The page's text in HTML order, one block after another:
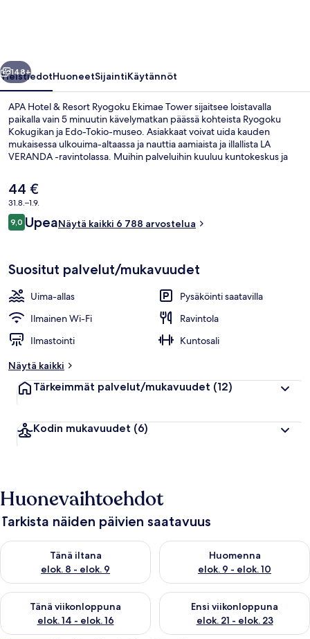
valokuvagalleria
Kauden mukainen ulkouima-allas
Seuraava
148+
YleistiedotHuoneetSijaintiKäytännöt
APA Hotel & Resort Ryogoku Ekimae Tower sijaitsee loistavalla
paikalla vain 5 minuutin kävelymatkan päässä kohteista Ryogoku
Kokugikan ja Edo-Tokio-museo. Asiakkaat voivat uida kauden
mukaisessa ulkouima-altaassa ja nauttia aamiaista ja illallista LA
VERANDA -ravintolassa. Muihin palveluihin kuuluu kuntokeskus ja
nähtävyyksien vuoksi ja siksi, että se sijaitsee lähellä julkisen
liikenteen yhteyksiä: Ryogokun asema sijaitsee 5 minuutin ja
Kuramaen asema (Asakusa) 13 minuutin kävelymatkan päässä.
Nykyinen
hinta
on
44 €
44 €
31.8.–1.9.
Arvostelut
9,09,0 kautta 10.
UpeaNäytä kaikki 6 788 arvostelua
Suositut palvelut/mukavuudet
Uima-allas
Pysäköinti saatavilla
Ilmainen Wi-Fi
Ravintola
Ilmastointi
Kuntosali
Näytä kaikki
Tärkeimmät palvelut/mukavuudet (12)
Kodin mukavuudet (6)
Huonevaihtoehdot
Tarkista näiden päivien saatavuus
Tänä iltana
elok. 8 - elok. 9
Tarkista tämän illan saatavuus elok. 8 - elok. 9
Huomenna
elok. 9 - elok. 10
Tarkista huomisen saatavuus
Tänä viikonloppuna
elok. 14 - elok. 16
Tarkista tämän viikonlopun saatavuus elok. 14 - elok. 16
Ensi viikonloppuna
elok. 21 - elok. 23
Tarkista ensi viikonlopun